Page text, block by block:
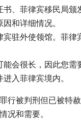
、菲律宾移民局
和详细情况。
驻外使领馆。菲
会很长，因此您
入菲律宾境内。
行被判刑但已被特
况和需要。